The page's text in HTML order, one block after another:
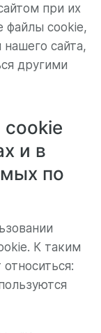
при их
файлы cookie,
сайта,
другими
и в
по
К таким